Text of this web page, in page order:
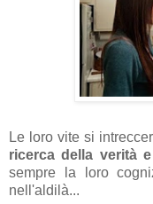
Le loro vite si
ricerca della verità
sempre la loro
nell'aldilà...